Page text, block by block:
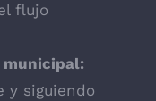
flujo
municipal:
y siguiendo